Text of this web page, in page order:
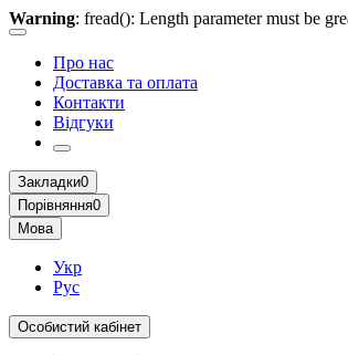
Warning: fread(): Length parameter must be
Про нас
Доставка та оплата
Контакти
Відгуки
Закладки0
Порівняння0
Мова
Укр
Рус
Особистий кабінет